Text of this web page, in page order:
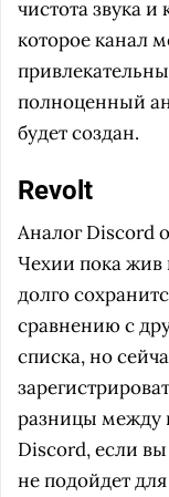
чистота звука и
которое канал
полноценный
будет создан.
Revolt
Аналог Discord
Чехии пока жив
долго
сравнению с
списка, но
разницы между
Discord, если вы
не подойдет